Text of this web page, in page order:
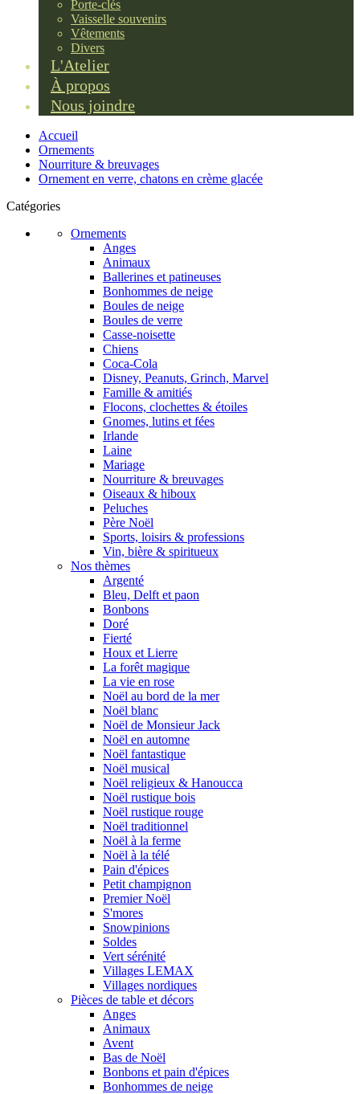
Porte-clés
Vaisselle souvenirs
Vêtements
Divers
L'Atelier
À propos
Nous joindre
Accueil
Ornements
Nourriture & breuvages
Ornement en verre, chatons en crème glacée
Catégories
Nos thèmes
Argenté
Bleu, Delft et paon
Bonbons
Doré
Fierté
Houx et Lierre
La forêt magique
La vie en rose
Noël au bord de la mer
Noël blanc
Noël de Monsieur Jack
Noël en automne
Noël fantastique
Noël musical
Noël religieux & Hanoucca
Noël rustique bois
Noël rustique rouge
Noël traditionnel
Noël à la ferme
Noël à la télé
Pain d'épices
Petit champignon
Premier Noël
S'mores
Snowpinions
Soldes
Vert sérénité
Villages LEMAX
Villages nordiques
Ornements
Anges
Animaux
Ballerines et patineuses
Bonhommes de neige
Boules de neige
Boules de verre
Casse-noisette
Chiens
Coca-Cola
Disney, Peanuts, Grinch, Marvel
Famille & amitiés
Flocons, clochettes & étoiles
Gnomes, lutins et fées
Irlande
Laine
Mariage
Nourriture & breuvages
Oiseaux & hiboux
Peluches
Père Noël
Sports, loisirs & professions
Vin, bière & spiritueux
Pièces de table et décors
Anges
Animaux
Avent
Bas de Noël
Bonbons et pain d'épices
Bonhommes de neige